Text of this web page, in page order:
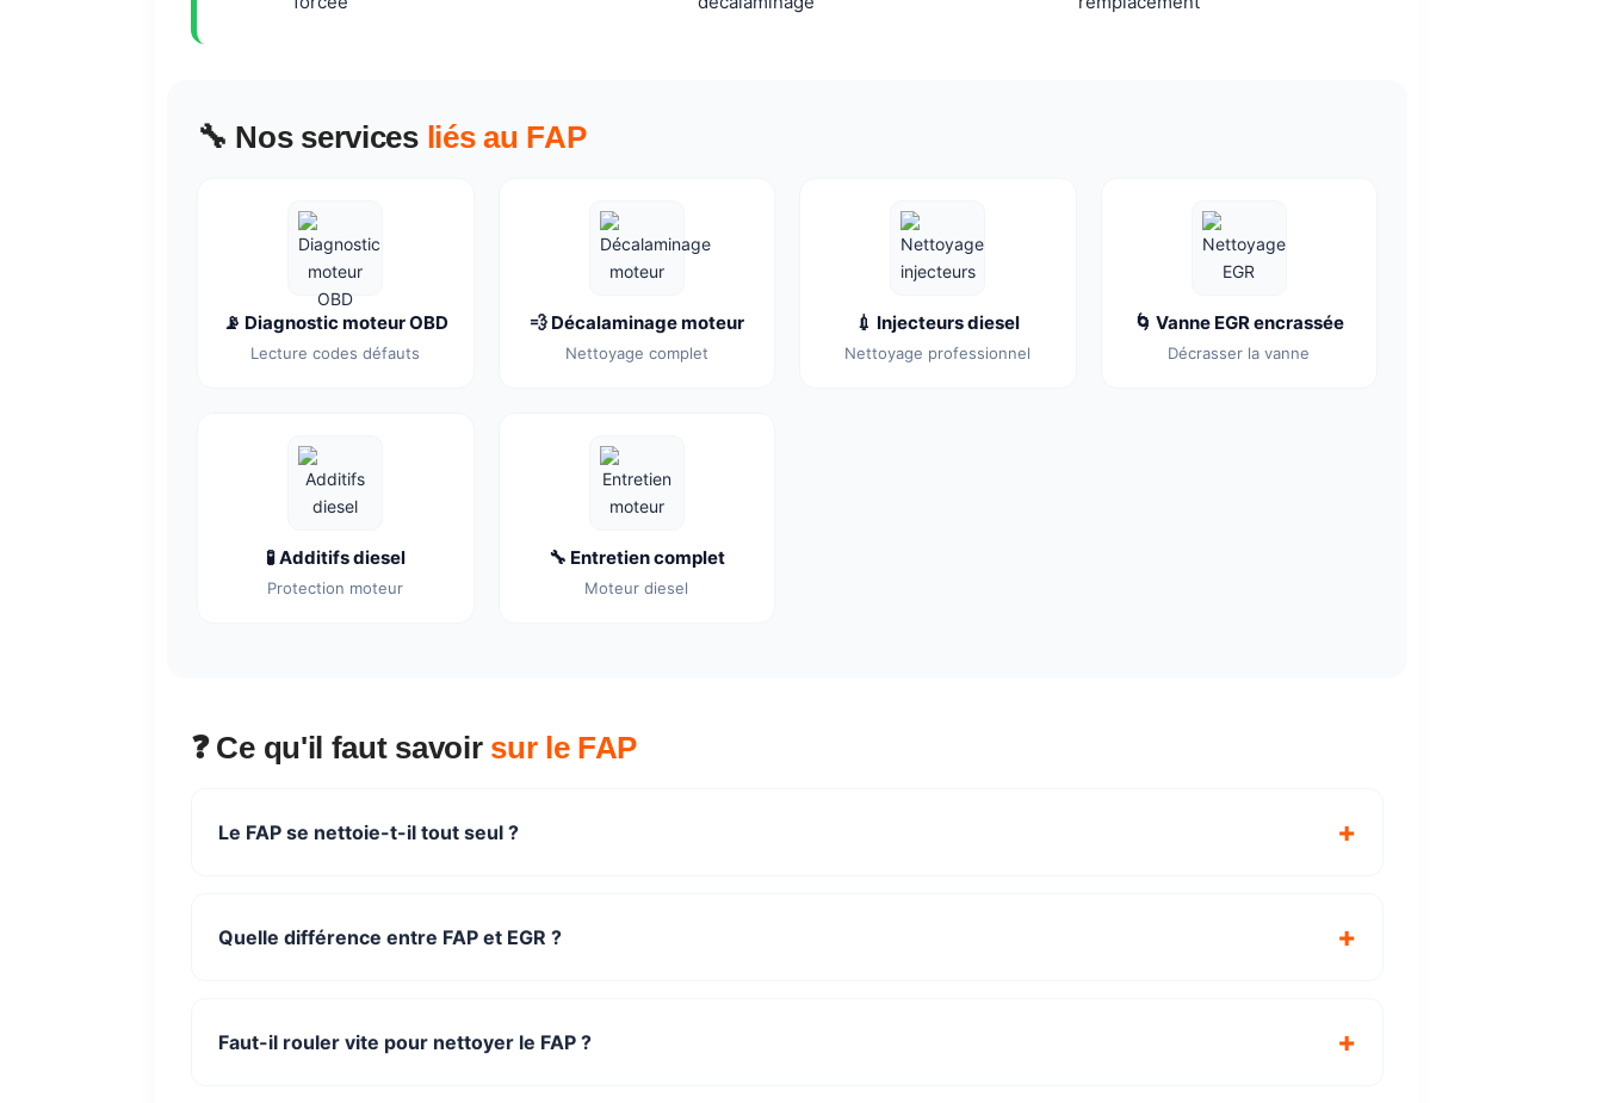
🔧 Nos services liés au FAP
📡 Diagnostic moteur OBD
Lecture codes défauts
💨 Décalaminage moteur
Nettoyage complet
💉 Injecteurs diesel
Nettoyage professionnel
🌀 Vanne EGR encrassée
Décrasser la vanne
🧪 Additifs diesel
Protection moteur
🔧 Entretien complet
Moteur diesel
❓ Ce qu'il faut savoir sur le FAP
Le FAP se nettoie-t-il tout seul ?
Quelle différence entre FAP et EGR ?
Faut-il rouler vite pour nettoyer le FAP ?